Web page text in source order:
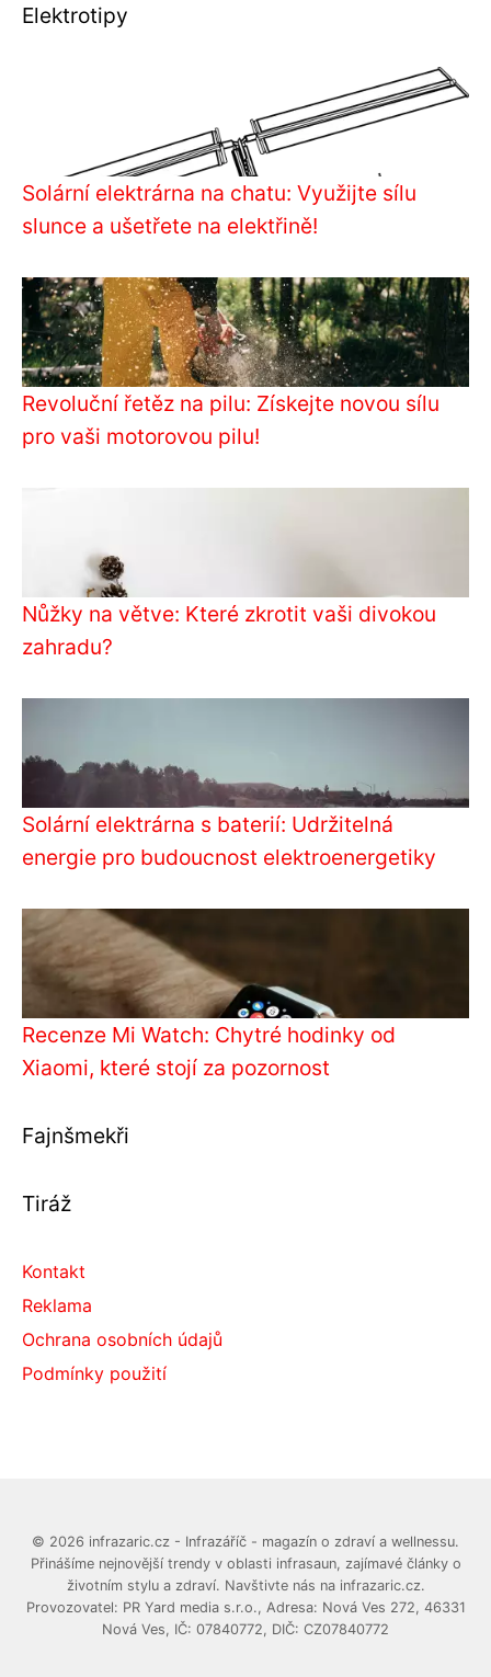
Elektrotipy
Solární elektrárna na chatu: Využijte sílu
slunce a ušetřete na elektřině!
Revoluční řetěz na pilu: Získejte novou sílu
pro vaši motorovou pilu!
Nůžky na větve: Které zkrotit vaši divokou
zahradu?
Solární elektrárna s baterií: Udržitelná
energie pro budoucnost elektroenergetiky
Recenze Mi Watch: Chytré hodinky od
Xiaomi, které stojí za pozornost
Fajnšmekři
Tiráž
Kontakt
Reklama
Ochrana osobních údajů
Podmínky použití
© 2026 infrazaric.cz - Infrazáříč - magazín o zdraví a wellnessu.
Přinášíme nejnovější trendy v oblasti infrasaun, zajímavé články o
životním stylu a zdraví. Navštivte nás na infrazaric.cz.
Provozovatel: PR Yard media s.r.o., Adresa: Nová Ves 272, 46331
Nová Ves, IČ: 07840772, DIČ: CZ07840772